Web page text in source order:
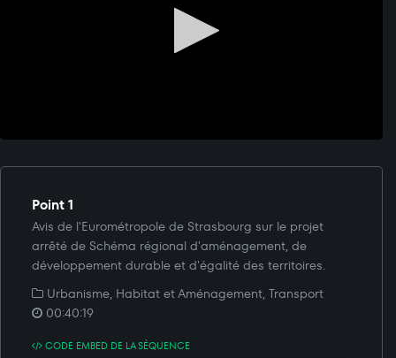
Point 1
Avis de l'Eurométropole de Strasbourg sur le projet
arrêté de Schéma régional d'aménagement, de
développement durable et d'égalité des territoires.
Urbanisme, Habitat et Aménagement, Transport
00:40:19
CODE EMBED DE LA SÉQUENCE